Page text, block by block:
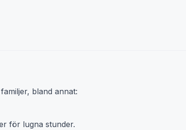
bland annat:
för lugna stunder.